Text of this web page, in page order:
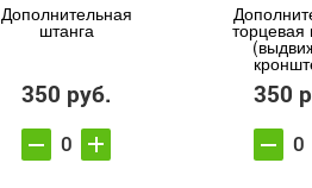
Дополнительная
штанга
350 руб.
торцевая
350